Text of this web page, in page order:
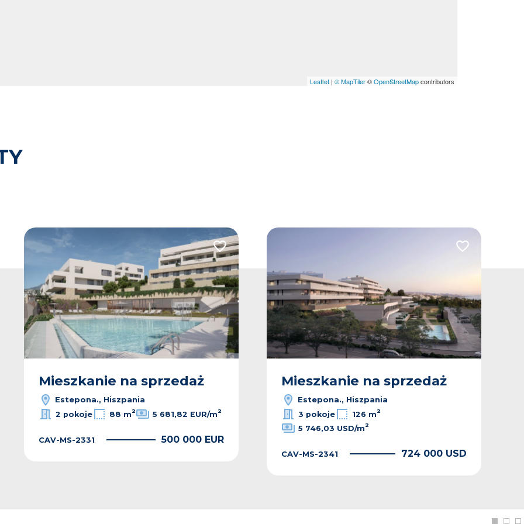
Leaflet | © MapTiler©OpenStreetMapcontributors
ulubionych Dodaj do ulubionych
Mieszkanie na sprzedaż
Estepona., Hiszpania
2 pokoje 88 m2 5 681,82 EUR/m2
CAV-MS-2331 500 000 EUR
Dodaj do
Mieszkanie na sprzedaż
Estepona., Hiszpania
3 pokoje 126 m2
5 746,03 USD/m2
CAV-MS-2341 724 000 USD